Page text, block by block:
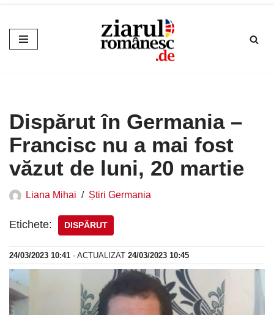
Sari
la
Dispărut în Germania –
Francisc nu a mai fost
văzut de luni, 20 martie
Liana Mihai Știri Germania
Etichete: DISPĂRUT
24/03/2023 10:41 - ACTUALIZAT 24/03/2023 10:45